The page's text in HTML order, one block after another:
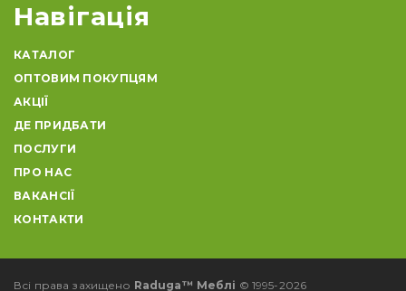
Навігація
КАТАЛОГ
ОПТОВИМ ПОКУПЦЯМ
АКЦІЇ
ДЕ ПРИДБАТИ
ПОСЛУГИ
ПРО НАС
ВАКАНСІЇ
КОНТАКТИ
Всі права захищено Raduga™ Меблі © 1995-2026